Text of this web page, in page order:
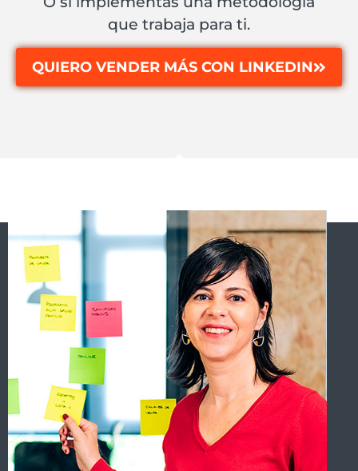
que trabaja para ti.
QUIERO VENDER MÁS CON LINKEDIN